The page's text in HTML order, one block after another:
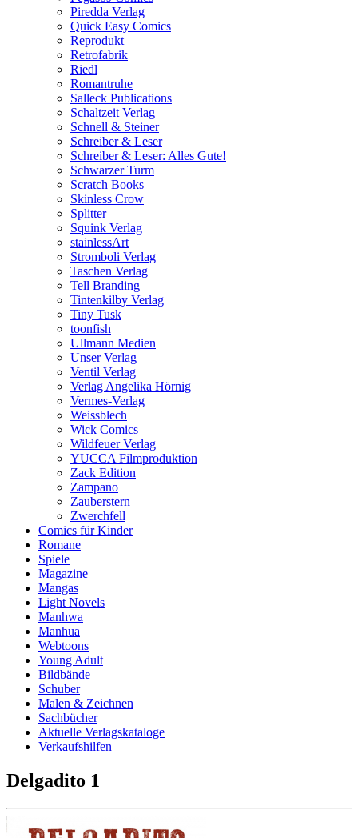
Piredda Verlag
Quick Easy Comics
Reprodukt
Retrofabrik
Riedl
Romantruhe
Salleck Publications
Schaltzeit Verlag
Schnell & Steiner
Schreiber & Leser
Schreiber & Leser: Alles Gute!
Schwarzer Turm
Scratch Books
Skinless Crow
Splitter
Squink Verlag
stainlessArt
Stromboli Verlag
Taschen Verlag
Tell Branding
Tintenkilby Verlag
Tiny Tusk
toonfish
Ullmann Medien
Unser Verlag
Ventil Verlag
Verlag Angelika Hörnig
Vermes-Verlag
Weissblech
Wick Comics
Wildfeuer Verlag
YUCCA Filmproduktion
Zack Edition
Zampano
Zauberstern
Zwerchfell
Comics für Kinder
Romane
Spiele
Magazine
Mangas
Light Novels
Manhwa
Manhua
Webtoons
Young Adult
Bildbände
Schuber
Malen & Zeichnen
Sachbücher
Aktuelle Verlagskataloge
Verkaufshilfen
Delgadito 1